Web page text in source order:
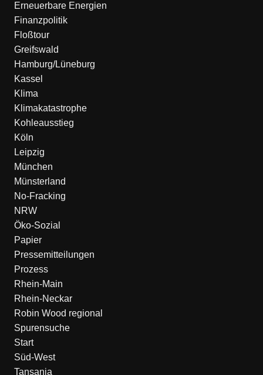
Erneuerbare Energien
Finanzpolitik
Floßtour
Greifswald
Hamburg/Lüneburg
Kassel
Klima
Klimakatastrophe
Kohleausstieg
Köln
Leipzig
München
Münsterland
No-Fracking
NRW
Öko-Sozial
Papier
Pressemitteilungen
Prozess
Rhein-Main
Rhein-Neckar
Robin Wood regional
Spurensuche
Start
Süd-West
Tansania